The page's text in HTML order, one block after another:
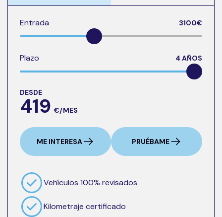
Entrada 3100€
Plazo 4 AÑOS
DESDE
419 €/MES
ME INTERESA PRUÉBAME
Vehículos 100% revisados
Kilometraje certificado